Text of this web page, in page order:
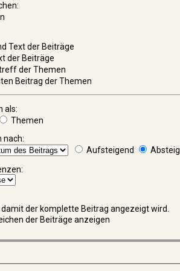
Text der Beiträge
der Beiträge
der Themen
Beitrag der Themen
als:
Themen
nach:
Aufsteigend
damit der komplette Beitrag angezeigt wird.
der Beiträge anzeigen